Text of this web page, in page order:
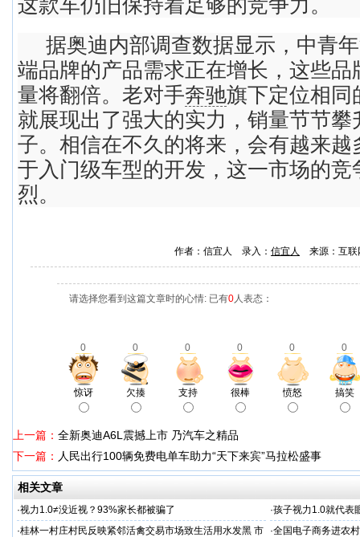
这款车仍旧保持着足够的竞争力。
据奥迪内部调查数据显示，中青
端品牌的产品需求正在增长，这些品
量将翻倍。老对手奔驰旗下定位相同
就展现出了强大的实力，销量节节
子。相信在不久的将来，会有越来越
于入门级车型的开发，这一市场的竞
烈。
作者：信宜人 录入： 信宜人 来源：互
请选择您看到这篇文章时的心情: 已有0人表态：
0 0 0 0 0 0
惊讶 欠揍 支持 很棒 愤怒 搞笑
上一篇： 全新奥迪A6L震撼上市 乃汽车之精品
下一篇： 人民出行100辆免费电单车助力“天下来宾”马拉松盛事
相关文章
·视力1.0≠没近视？93%家长都被骗了 ·孩子视力1.0就代表
·桂林一村庄村民反映紧邻活禽交易市场致生活用水发黑 市
·全国电子商务进农